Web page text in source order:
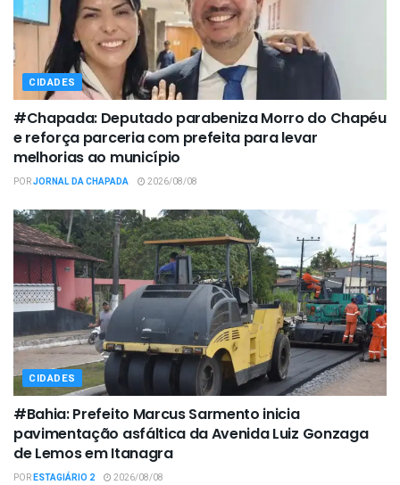
CIDADES
#Chapada: Deputado parabeniza Morro do Chapéu
e reforça parceria com prefeita para levar
melhorias ao município
PORJORNAL DA CHAPADA 2026/08/08
CIDADES
#Bahia: Prefeito Marcus Sarmento inicia
pavimentação asfáltica da Avenida Luiz Gonzaga
de Lemos em Itanagra
PORESTAGIÁRIO 2 2026/08/08